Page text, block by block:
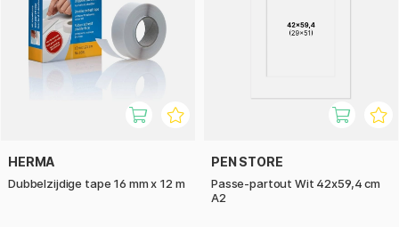
HERMA
Dubbelzijdige tape 16 mm x 12 m
PEN STORE
Passe-partout Wit 42x59,4 cm
A2